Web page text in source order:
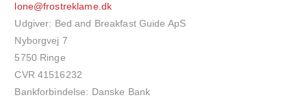
lone@frostreklame.dk
Udgiver: Bed and Breakfast Guide ApS
Nyborgvej 7
5750 Ringe
CVR 41516232
Bankforbindelse: Danske Bank